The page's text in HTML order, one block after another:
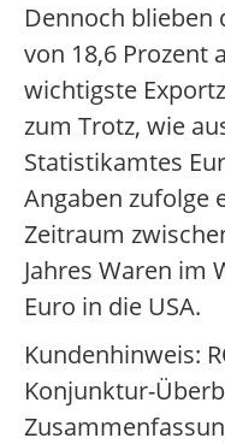
Dennoch blieben
von 18,6 Prozent
wichtigste
zum Trotz, wie
Statistikamtes
Angaben zufolge
Zeitraum
Jahres Waren im
Euro in die USA.
Kundenhinweis:
Konjunktur-